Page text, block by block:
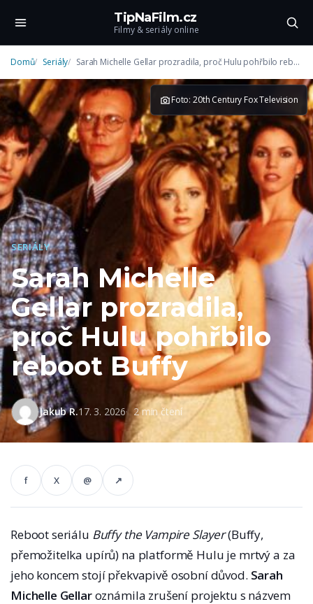
TipNaFilm.cz
Filmy & seriály online
Domů Seriály Sarah Michelle Gellar prozradila, proč Hulu pohřbilo reboot Buffy
SERIÁLY
Sarah Michelle
Gellar prozradila,
proč Hulu pohřbilo
reboot Buffy
Jakub R.17. 3. 2026 2 min čtení
Foto: 20th Century Fox Television
f X @ ↗
Reboot seriálu Buffy the Vampire Slayer(Buffy,
přemožitelka upírů) na platformě Hulu je mrtvý a za
jeho koncem stojí překvapivě osobní důvod. Sarah
Michelle Gellaroznámila zrušení projektu s názvem